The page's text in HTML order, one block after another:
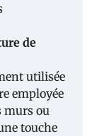
de
utilisée
employée
murs ou
touche